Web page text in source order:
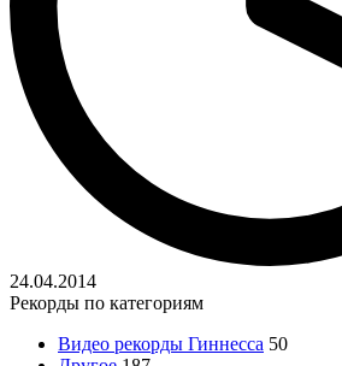
24.04.2014
Рекорды по категориям
Видео рекорды Гиннесса 50